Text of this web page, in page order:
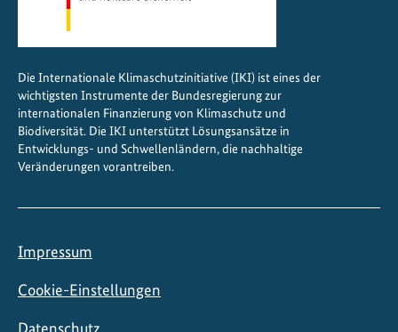
l
e
Die Internationale Klimaschutzinitiative (IKI) ist eines der
wichtigsten Instrumente der Bundesregierung zur
internationalen Finanzierung von Klimaschutz und
Biodiversität. Die IKI unterstützt Lösungsansätze in
Entwicklungs- und Schwellenländern, die nachhaltige
Veränderungen vorantreiben.
Impressum
Cookie-Einstellungen